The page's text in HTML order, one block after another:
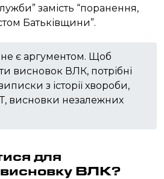
замість “поранення,
Батьківщини”.
не є аргументом. Щоб
висновок ВЛК, потрібні
з історії хвороби,
висновки незалежних
для
ВЛК?